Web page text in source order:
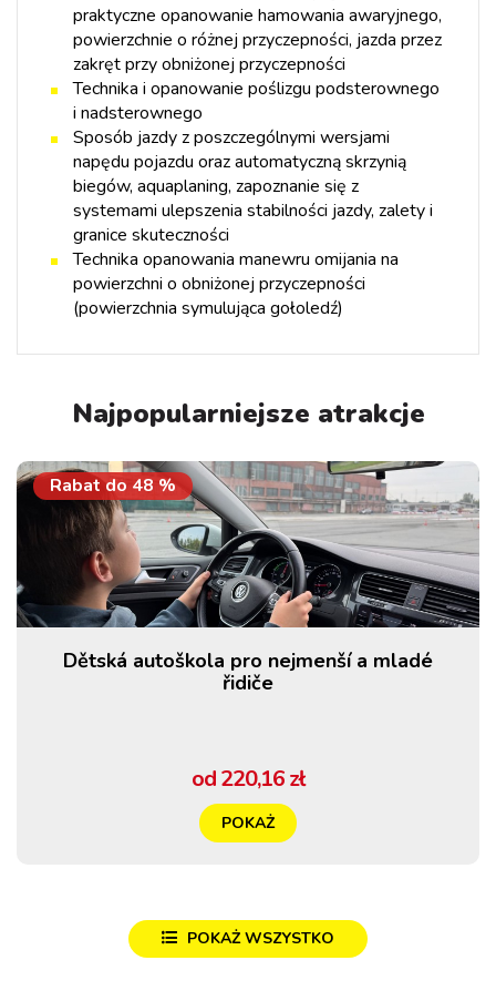
praktyczne opanowanie hamowania awaryjnego,
powierzchnie o różnej przyczepności, jazda przez
zakręt przy obniżonej przyczepności
Technika i opanowanie poślizgu podsterownego
i nadsterownego
Sposób jazdy z poszczególnymi wersjami
napędu pojazdu oraz automatyczną skrzynią
biegów, aquaplaning, zapoznanie się z
systemami ulepszenia stabilności jazdy, zalety i
granice skuteczności
Technika opanowania manewru omijania na
powierzchni o obniżonej przyczepności
(powierzchnia symulująca gołoledź)
Najpopularniejsze atrakcje
Rabat do 48 %
Dětská autoškola pro nejmenší a mladé
řidiče
od 220,16 zł
POKAŻ
POKAŻ WSZYSTKO